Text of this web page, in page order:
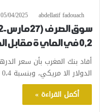
abdellatif fadouach
05/04/2025
0,2 في الماي ة مقابل الدولار (بنك المغرب)
الدولار الا مريكي، وبنسبة 0،4 في المائة مقابل…
أكمل القراءة »